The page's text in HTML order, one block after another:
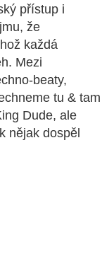
přístup i
že
každá
Mezi
beaty,
tu & tam
Dude, ale
nějak dospěl